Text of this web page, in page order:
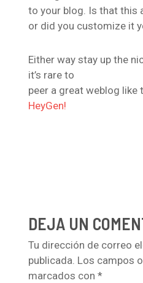
to your blog. Is that this
or did you customize it
Either way stay up the
it’s rare to
peer a great weblog like
HeyGen!
DEJA UN
Tu dirección de correo
publicada. Los campos
marcados con *